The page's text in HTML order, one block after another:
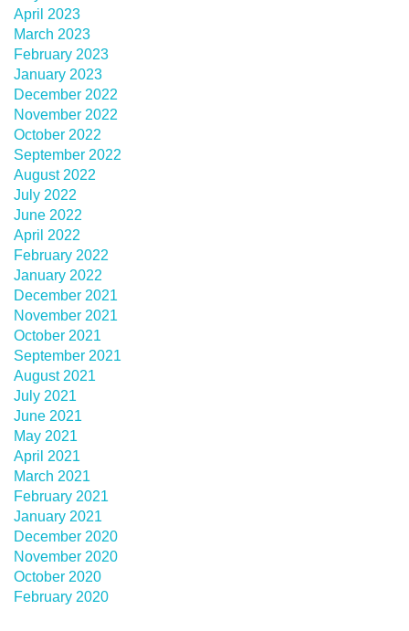
April 2023
March 2023
February 2023
January 2023
December 2022
November 2022
October 2022
September 2022
August 2022
July 2022
June 2022
April 2022
February 2022
January 2022
December 2021
November 2021
October 2021
September 2021
August 2021
July 2021
June 2021
May 2021
April 2021
March 2021
February 2021
January 2021
December 2020
November 2020
October 2020
February 2020